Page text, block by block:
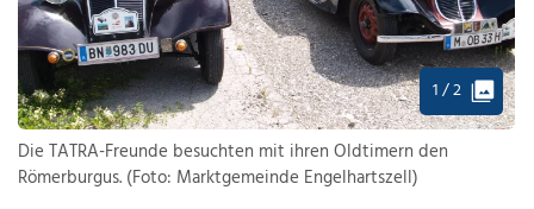
1 / 2
Die TATRA-Freunde besuchten mit ihren Oldtimern den
Römerburgus. (Foto: Marktgemeinde Engelhartszell)